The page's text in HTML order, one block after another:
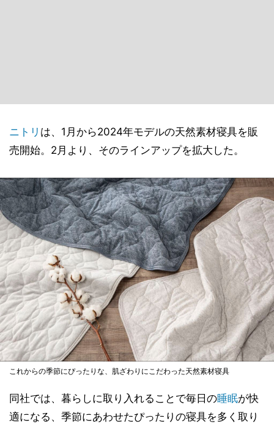
ニトリ は、1月から2024年モデルの天然素材寝具を販
売開始。2月より、そのラインアップを拡大した。
これからの季節にぴったりな、肌ざわりにこだわった天然素材寝具
同社では、暮らしに取り⼊れることで毎⽇の睡眠が快
適になる、季節にあわせたぴったりの寝具を多く取り